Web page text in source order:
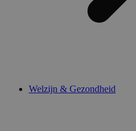
Welzijn & Gezondheid